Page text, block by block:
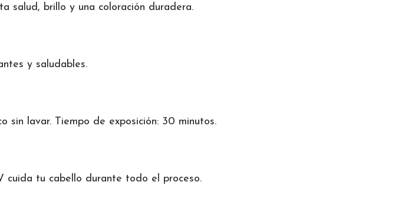
salud, brillo y una coloración duradera.
y saludables.
sin lavar. Tiempo de exposición: 30 minutos.
cuida tu cabello durante todo el proceso.